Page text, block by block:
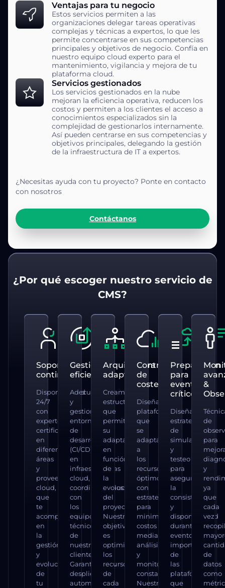
Ventajas para tu negocio
Estos servicios permiten a las
organizaciones delegar tareas operativas
complejas y técnicas a expertos, lo que les
permite concentrarse en sus competencias
principales y objetivos de negocio. Confía en
nuestro equipo cloud experto para el
mantenimiento, vigilancia y mejora de tu
plataforma cloud.
Servicios gestionados
Los servicios gestionados en la nube
mejoran la eficiencia operativa, reducen los
costos y permiten a los clientes el acceso a
conocimientos especializados sin la
complejidad de gestionarlos internamente.
Así pueden centrarse en sus competencias y
objetivos principales, delegando la gestión
de la infraestructura de IT a expertos.
¿Necesitas ayuda con tu proyecto? Ponte en contacto
con nosotros
Contáctanos
¿Por qué escoger nuestro servicio de
CMS?
Soporte
continuo
Disponibilidad
24/7
con
expertos
certificados
en
diferentes
áreas
y
proveedores
cloud,
que
te
acompañarán
en
la
gestión
y
evolución
de
tu
Gestión
eficiente
Adecuamos
y
gestionamos
entornos
de
desarrollo
(CI/CD)
en
infraestructuras
cloud,
coordinándonos
con
los
equipos
técnicos
de
nuestros
clientes.
Garantizamos
despliegues
automáticos,
Arquitectura
adaptativa
Creamos
estructuras
que
permiten
su
adaptación
en
función
de
la
evolución
del
proyecto.
Nuestro
objetivo
es
optimizar
los
recursos
de
cada
Control
de
costes
Diseñamos
plataformas
que
se
adaptan
a
los
recursos
óptimos
con
estrategias
para
minimizar
costos
mediante
análisis
y
monitoreo
constante.
Nuestras
Preparación
para
eventos
críticos
Diseñamos
estrategias
de
simulación
y
testeo
para
asegurar
la
consistencia
y
disponibilidad
durante
eventos
importantes
de
las
plataformas
que
&
de
para
y
ya
que
cada
vez
de
datos
como